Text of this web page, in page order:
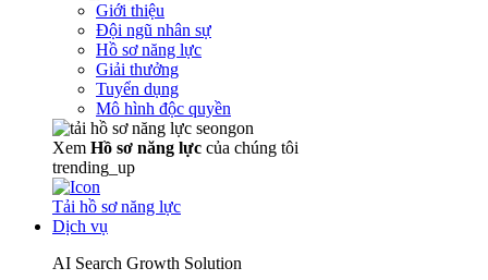
Giới thiệu
Đội ngũ nhân sự
Hồ sơ năng lực
Giải thưởng
Tuyển dụng
Mô hình độc quyền
Xem Hồ sơ năng lực của chúng tôi
trending_up
Tải hồ sơ năng lực
Dịch vụ
AI Search Growth Solution